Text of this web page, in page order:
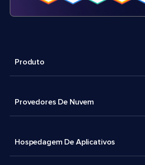
Produto
Provedores De Nuvem
Hospedagem De Aplicativos